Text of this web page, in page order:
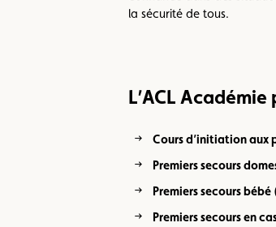
la sécurité de tous.
L’ACL
Cours d’initiation aux
Premiers secours
Premiers secours bébé
Premiers secours en